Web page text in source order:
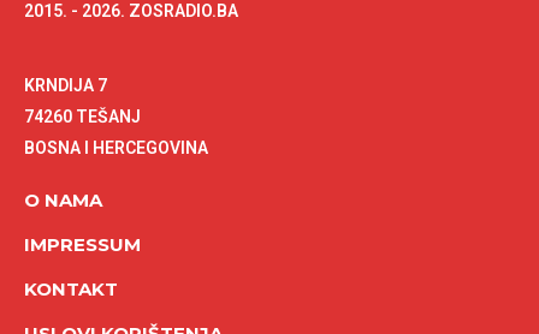
2015. - 2026. ZOSRADIO.BA
KRNDIJA 7
74260 TEŠANJ
BOSNA I HERCEGOVINA
O NAMA
IMPRESSUM
KONTAKT